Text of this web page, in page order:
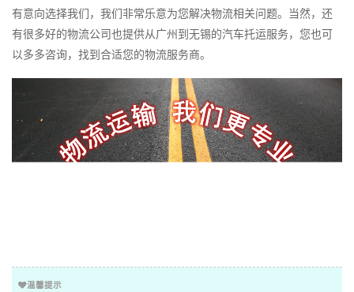
有意向选择我们，我们非常乐意为您解决物流相关问题。当然，还
有很多好的物流公司也提供从广州到无锡的汽车托运服务，您也可
以多多咨询，找到合适您的物流服务商。
温馨提示